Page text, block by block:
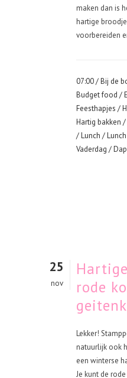
maken dan is
hartige
voorbereiden
07:00 /Bij de
Budget food /
Feesthapjes /
Hartig bakken /
/Lunch /Lunch
Vaderdag /
25
nov
rode
Lekker!
natuurlijk ook
een winterse
Je kunt de